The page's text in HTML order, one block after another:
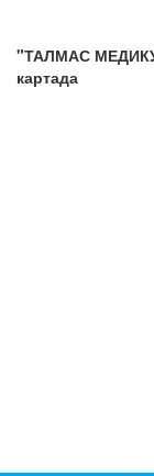
"ТАЛМАС
картада